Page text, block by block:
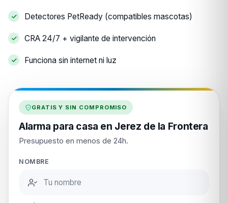
Detectores PetReady (compatibles mascotas)
CRA 24/7 + vigilante de intervención
Funciona sin internet ni luz
GRATIS Y SIN COMPROMISO
Alarma para casa en Jerez de la Frontera
Presupuesto en menos de 24h.
NOMBRE